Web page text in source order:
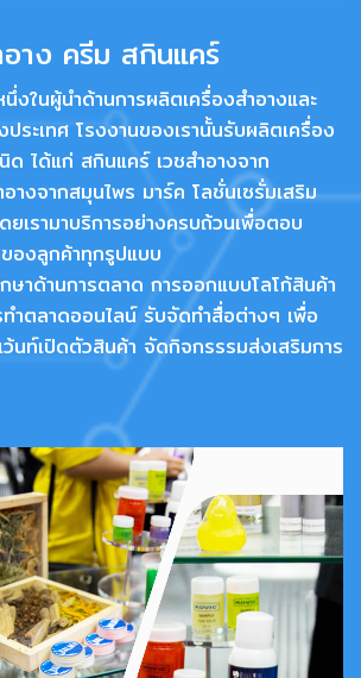
าง ครีม สกินแคร์
นึ่งในผู้นำด้านการผลิตเครื่องสำอางและ
ะเทศ โรงงานของเรานั้นรับผลิตเครื่อง
ด ได้แก่ สกินแคร์ เวชสำอางจาก
างจากสมุนไพร มาร์ค โลชั่นเซรั่มเสริม
ยเรามาบริการอย่างครบถ้วนเพื่อตอบ
องลูกค้าทุกรูปแบบ
ษาด้านการตลาด การออกแบบโลโก้สินค้า
ำตลาดออนไลน์ รับจัดทำสื่อต่างๆ เพื่อ
นท์เปิดตัวสินค้า จัดกิจกรรรมส่งเสริมการ